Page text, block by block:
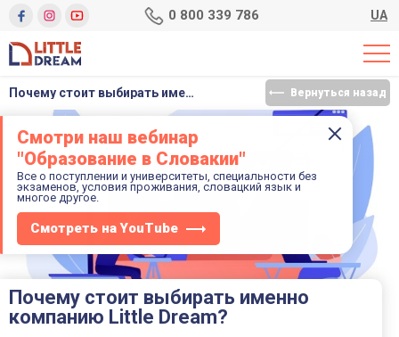
0 800 339 786 UA
Смотри наш вебинар
"Образование в Словакии"
Все о поступлении и университеты, специальности без
экзаменов, условия проживания, словацкий язык и
многое другое.
Смотреть на YouTube
Почему стоит выбирать именно компанию Little Dream? Вернуться назад
Почему стоит выбирать именно
компанию Little Dream?